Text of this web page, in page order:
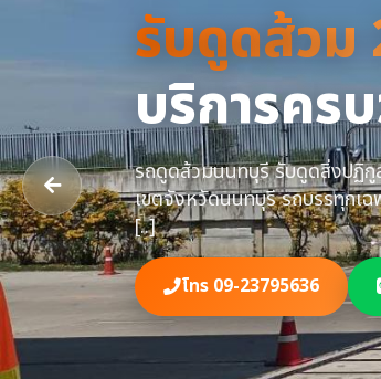
รับดูดส้วม
โทร 09-23795636
รับดูดส้วม
เซอร์วิส
ปัญหาท่อตั
จังหวัดนน
แบบถูกก